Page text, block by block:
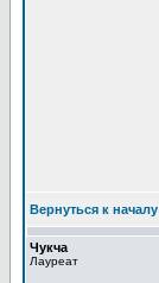
Вернуться к началу
Чукча
Лауреат